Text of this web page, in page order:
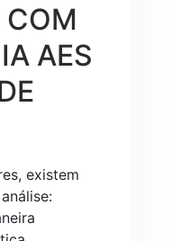
COM
AES
existem